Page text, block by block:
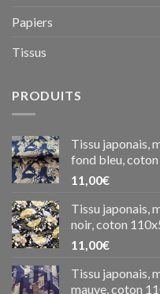
Papiers
Tissus
PRODUITS
Tissu japonais,
fond bleu,
11,00€
Tissu japonais,
noir, coton
11,00€
Tissu japonais,
mauve, coton